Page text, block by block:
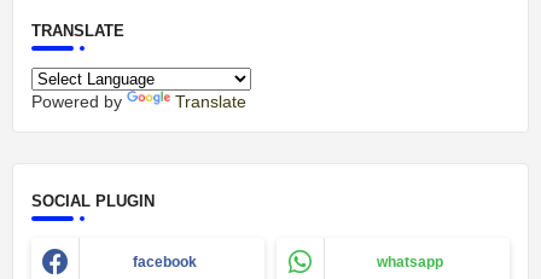
TRANSLATE
Powered by Translate
SOCIAL PLUGIN
facebook whatsapp